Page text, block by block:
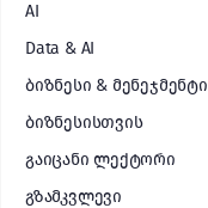
AI
Data & AI
ბიზნესი & მენეჯმენტი
ბიზნესისთვის
გაიცანი ლექტორი
გზამკვლევი